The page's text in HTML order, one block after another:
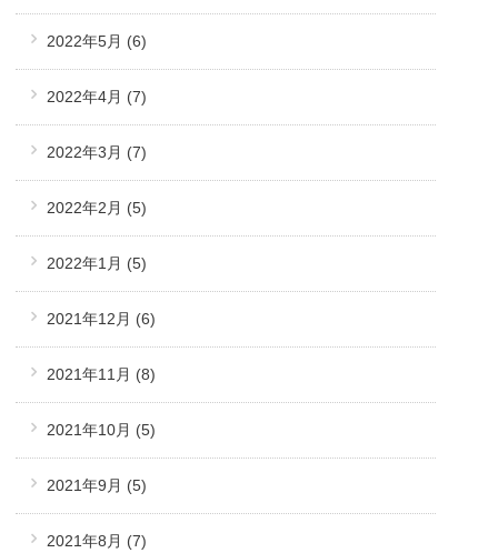
2022年5月 (6)
2022年4月 (7)
2022年3月 (7)
2022年2月 (5)
2022年1月 (5)
2021年12月 (6)
2021年11月 (8)
2021年10月 (5)
2021年9月 (5)
2021年8月 (7)